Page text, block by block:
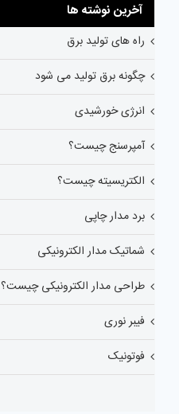
آخرین نوشته ها
راه های تولید برق
چگونه برق تولید می شود
انرژی خورشیدی
آمپرسنج چیست؟
الکتریسیته چیست؟
برد مدار چاپی
شماتیک مدار الکترونیکی
طراحی مدار الکترونیکی چیست؟
فیبر نوری
فوتونیک